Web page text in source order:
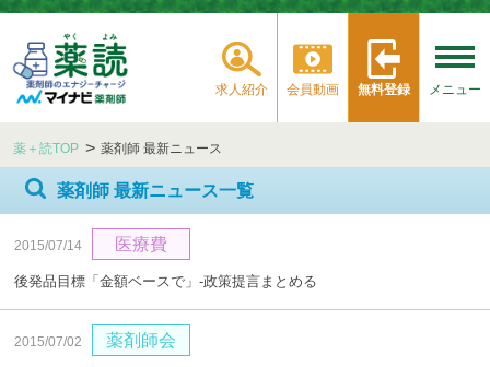
求人紹介 会員動画 無料登録 メニュー
薬＋読TOP 薬剤師 最新ニュース
薬剤師 最新ニュース一覧
2015/07/14 医療費
後発品目標「金額ベースで」‐政策提言まとめる
2015/07/02 薬剤師会